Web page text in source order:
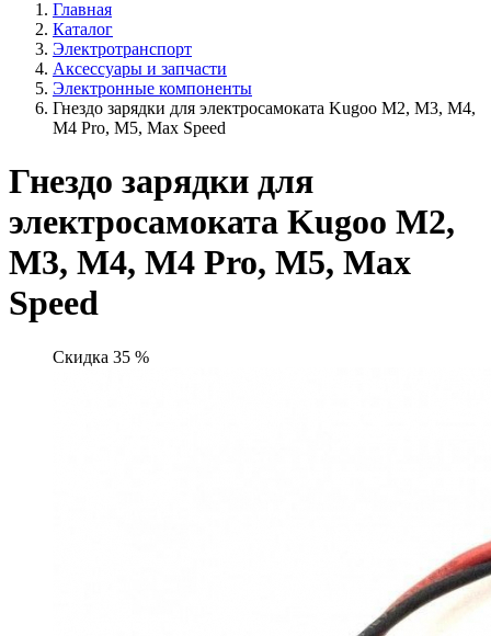
Главная
Каталог
Электротранспорт
Аксессуары и запчасти
Электронные компоненты
Гнездо зарядки для электросамоката Kugoo M2, M3, M4,
M4 Pro, M5, Max Speed
Гнездо зарядки для
электросамоката Kugoo M2,
M3, M4, M4 Pro, M5, Max
Speed
Скидка 35 %